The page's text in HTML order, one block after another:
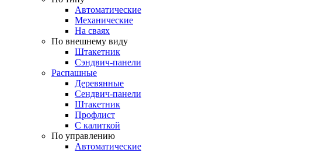
Автоматические
Механические
На сваях
По внешнему виду
Штакетник
Сэндвич-панели
Распашные
Деревянные
Сендвич-панели
Штакетник
Профлист
С калиткой
По управлению
Автоматические